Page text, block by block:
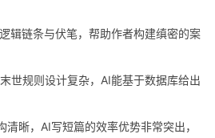
辑链条与伏笔，帮助作者构建缜密的案
世规则设计复杂，AI能基于数据库给出
清晰，AI写短篇的效率优势非常突出，